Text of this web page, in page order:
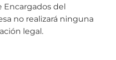
Encargados del
no realizará ninguna
legal.